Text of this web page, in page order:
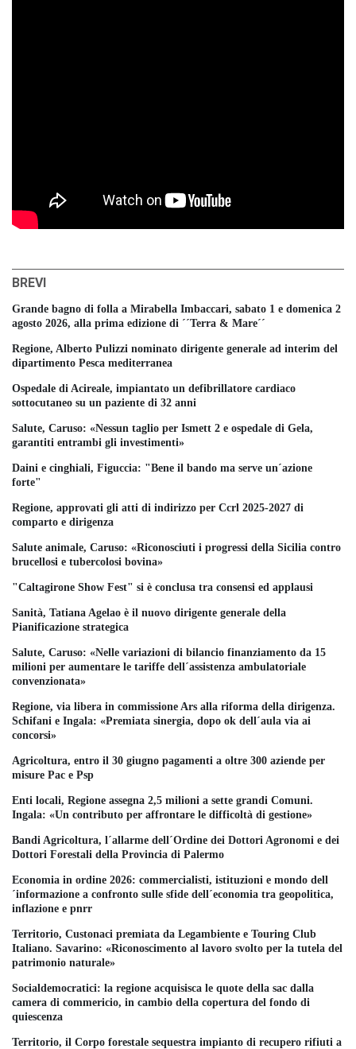
BREVI
Grande bagno di folla a Mirabella Imbaccari, sabato 1 e domenica 2
agosto 2026, alla prima edizione di ´´Terra & Mare´´
Regione, Alberto Pulizzi nominato dirigente generale ad interim del
dipartimento Pesca mediterranea
Ospedale di Acireale, impiantato un defibrillatore cardiaco
sottocutaneo su un paziente di 32 anni
Salute, Caruso: «Nessun taglio per Ismett 2 e ospedale di Gela,
garantiti entrambi gli investimenti»
Daini e cinghiali, Figuccia: "Bene il bando ma serve un´azione
forte"
Regione, approvati gli atti di indirizzo per Ccrl 2025-2027 di
comparto e dirigenza
Salute animale, Caruso: «Riconosciuti i progressi della Sicilia contro
brucellosi e tubercolosi bovina»
"Caltagirone Show Fest" si è conclusa tra consensi ed applausi
Sanità, Tatiana Agelao è il nuovo dirigente generale della
Pianificazione strategica
Salute, Caruso: «Nelle variazioni di bilancio finanziamento da 15
milioni per aumentare le tariffe dell´assistenza ambulatoriale
convenzionata»
Regione, via libera in commissione Ars alla riforma della dirigenza.
Schifani e Ingala: «Premiata sinergia, dopo ok dell´aula via ai
concorsi»
Agricoltura, entro il 30 giugno pagamenti a oltre 300 aziende per
misure Pac e Psp
Enti locali, Regione assegna 2,5 milioni a sette grandi Comuni.
Ingala: «Un contributo per affrontare le difficoltà di gestione»
Bandi Agricoltura, l´allarme dell´Ordine dei Dottori Agronomi e dei
Dottori Forestali della Provincia di Palermo
Economia in ordine 2026: commercialisti, istituzioni e mondo dell
´informazione a confronto sulle sfide dell´economia tra geopolitica,
inflazione e pnrr
Territorio, Custonaci premiata da Legambiente e Touring Club
Italiano. Savarino: «Riconoscimento al lavoro svolto per la tutela del
patrimonio naturale»
Socialdemocratici: la regione acquisisca le quote della sac dalla
camera di commericio, in cambio della copertura del fondo di
quiescenza
Territorio, il Corpo forestale sequestra impianto di recupero rifiuti a